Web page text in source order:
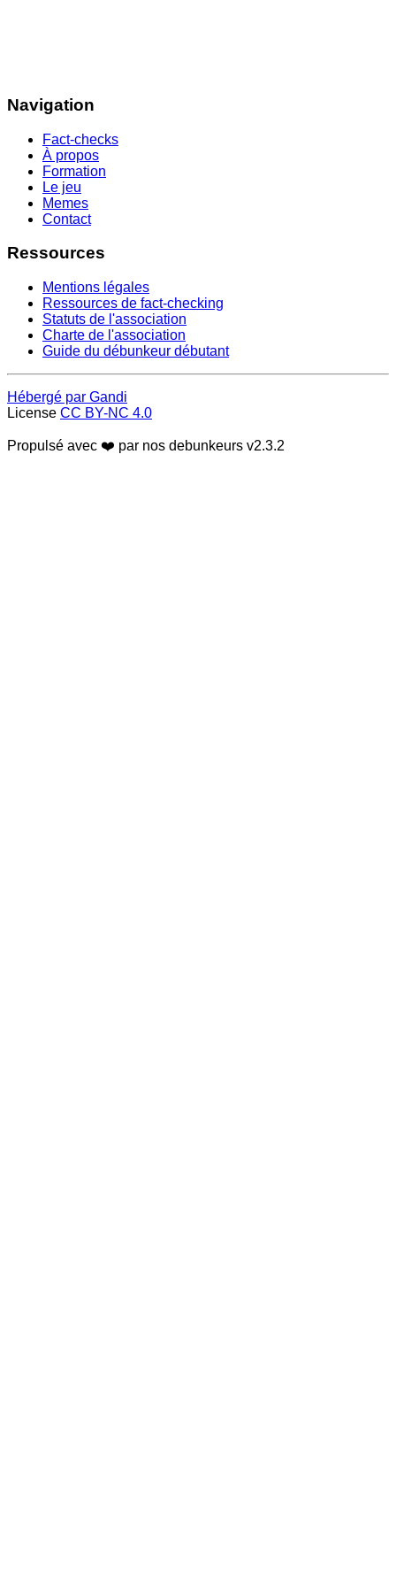
Navigation
Fact-checks
À propos
Formation
Le jeu
Memes
Contact
Ressources
Mentions légales
Ressources de fact-checking
Statuts de l'association
Charte de l'association
Guide du débunkeur débutant
Hébergé par Gandi
License CC BY-NC 4.0
Propulsé avec ❤️ par nos debunkeurs v2.3.2